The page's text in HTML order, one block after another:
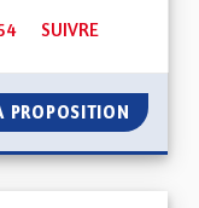
54 ABONNÉS
SUIVRE
PROPOSITION POUR